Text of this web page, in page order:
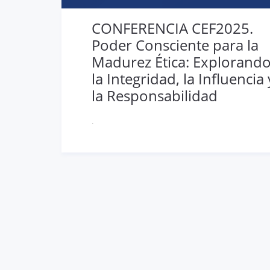
CONFERENCIA CEF2025.
Poder Consciente para la
Madurez Ética:
la Integridad, la Influencia
la Responsabilidad